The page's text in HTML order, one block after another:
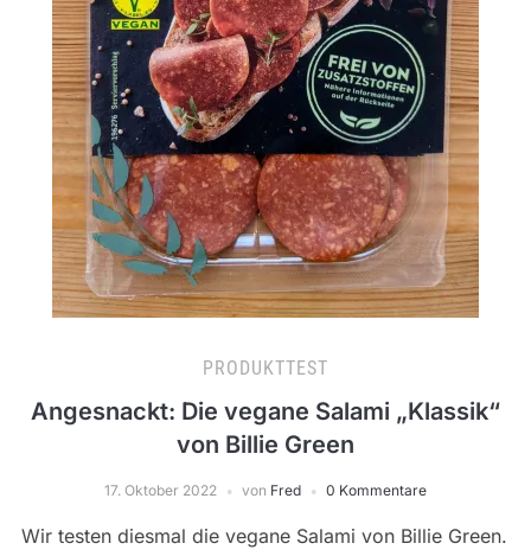
PRODUKTTEST
Angesnackt: Die vegane Salami „Klassik“
von Billie Green
17. Oktober 2022 von Fred 0 Kommentare
Wir testen diesmal die vegane Salami von Billie Green.